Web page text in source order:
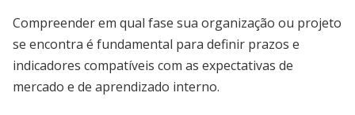
Compreender em qual fase sua organização ou projeto
se encontra é fundamental para definir prazos e
indicadores compatíveis com as expectativas de
mercado e de aprendizado interno.